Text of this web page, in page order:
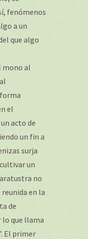
fenómenos
a un
que algo
mono al
el
acto de
un fin a
surja
un
no
en la
de
lo que llama
El primer